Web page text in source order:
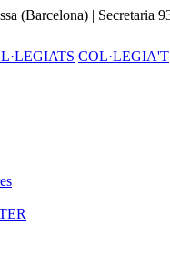
(Barcelona) | Secretaria
COL·LEGIA'T